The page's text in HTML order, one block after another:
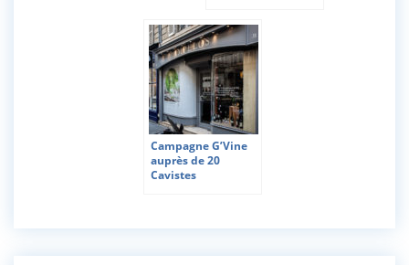
Campagne G’Vine
auprès de 20
Cavistes